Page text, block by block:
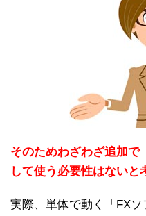
そのためわざわざ追加で
して使う必要性はないと
実際、単体で動く「FX